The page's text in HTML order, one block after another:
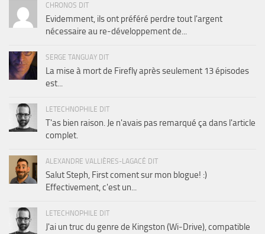
CHRONOS DIT
Evidemment, ils ont préféré perdre tout l'argent
nécessaire au re-développement de...
SERGE TANGUAY DIT
La mise à mort de Firefly après seulement 13 épisodes
est...
LETECHNOPHILE DIT
T'as bien raison. Je n'avais pas remarqué ça dans l'article
complet.
ALEXANDRE VALLIÈRES-LAGACÉ DIT
Salut Steph, First coment sur mon blogue! :)
Effectivement, c'est un...
LETECHNOPHILE DIT
J'ai un truc du genre de Kingston (Wi-Drive), compatible